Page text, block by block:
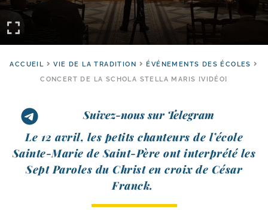
ACCUEIL VIE DE LA TRADITION
ÉVÉNEMENTS DES ÉCOLES
CONCERT DE LA SCHOLA STELLA MARIS [VIDÉO]
Suivez-nous sur Telegram
Le 12 avril, les petits chan­teurs de l’é­cole
Sainte-​Marie de Saint-​Père ont inter­pré­té les
Sept Paroles du Christ en croix de César
Franck.